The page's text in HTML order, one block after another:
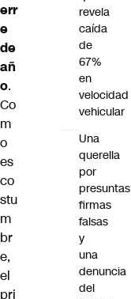
err
e
de
añ
o.
Co
m
o
es
co
stu
m
br
e,
el
pri
revela
caída
de
67%
en
velocidad
vehicular
Una
querella
por
presuntas
firmas
falsas
y
una
denuncia
del